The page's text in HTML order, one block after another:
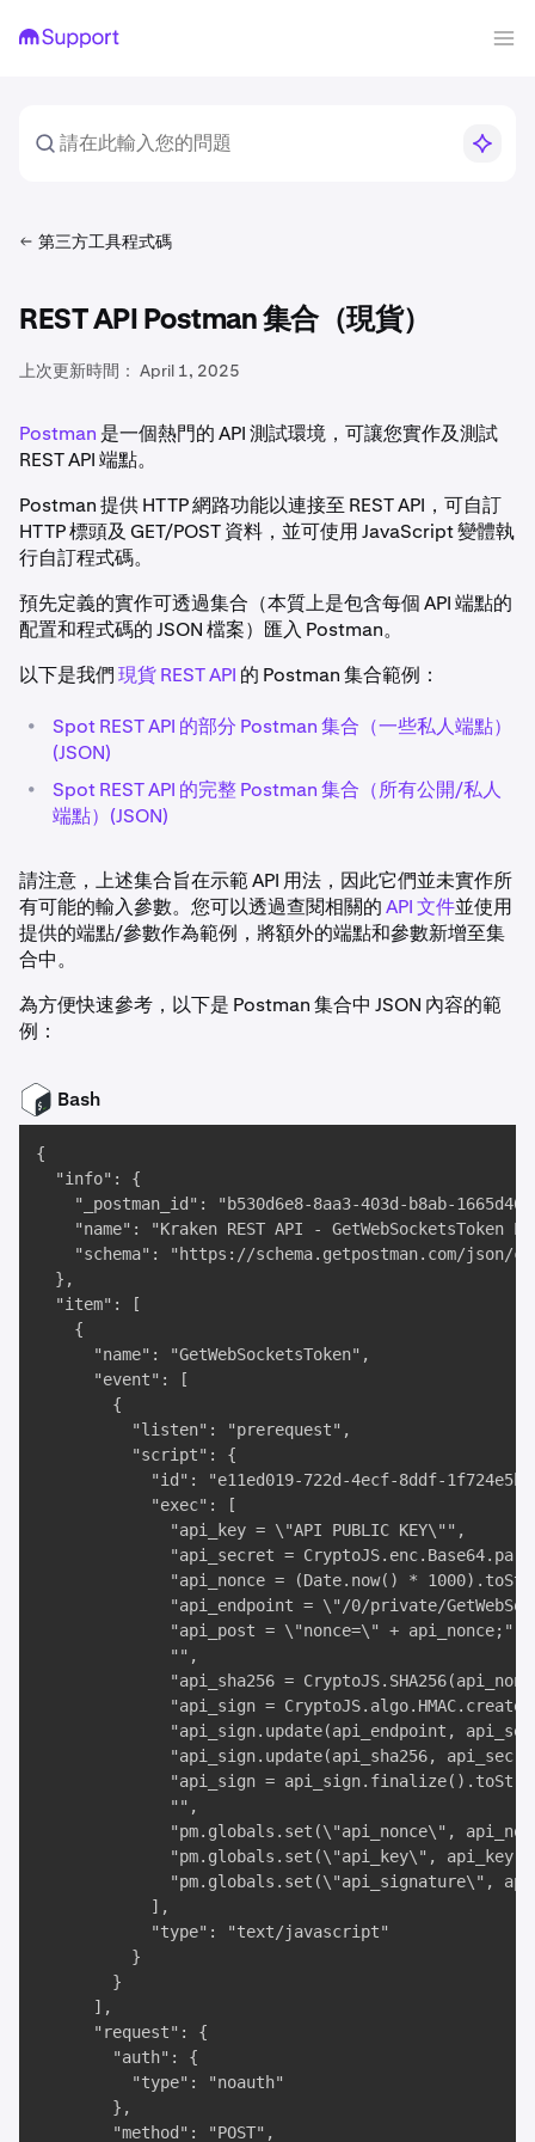
第三方工具程式碼
REST API Postman 集合（現貨）
上次更新時間： April 1, 2025
Postman 是一個熱門的 API 測試環境，可讓您實作及測試
REST API 端點。
Postman 提供 HTTP 網路功能以連接至 REST API，可自訂
HTTP 標頭及 GET/POST 資料，並可使用 JavaScript 變體執
行自訂程式碼。
預先定義的實作可透過集合（本質上是包含每個 API 端點的
配置和程式碼的 JSON 檔案）匯入 Postman。
以下是我們現貨 REST API 的 Postman 集合範例：
•
Spot REST API 的部分 Postman 集合（一些私人端點）
(JSON)
•
Spot REST API 的完整 Postman 集合（所有公開/私人
端點）(JSON)
請注意，上述集合旨在示範 API 用法，因此它們並未實作所
有可能的輸入參數。您可以透過查閱相關的API 文件並使用
提供的端點/參數作為範例，將額外的端點和參數新增至集
合中。
為方便快速參考，以下是 Postman 集合中 JSON 內容的範
例：
Bash
{
  "info": {
"_postman_id": "b530d6e8-8aa3-403d-b8ab-
"name": "Kraken REST API - GetWebSocketsToken
"schema": "https://schema.getpostman.com/json/
  },
  "item": [
    {
      "name": "GetWebSocketsToken",
      "event": [
        {
          "listen": "prerequest",
          "script": {
"id": "e11ed019-722d-4ecf-8ddf-
            "exec": [
              "api_key = \"API PUBLIC KEY\"",
"api_secret =
"api_nonce = (Date.now() *
"api_endpoint = \"/0/private/
              "api_post = \"nonce=\" + api_nonce;",
              "",
"api_sha256 =
"api_sign =
"api_sign.update(api_endpoint,
"api_sign.update(api_sha256,
"api_sign =
              "",
"pm.globals.set(\"api_nonce\",
"pm.globals.set(\"api_key\",
"pm.globals.set(\"api_signature\",
            ],
            "type": "text/javascript"
          }
        }
      ],
      "request": {
        "auth": {
          "type": "noauth"
        },
        "method": "POST",